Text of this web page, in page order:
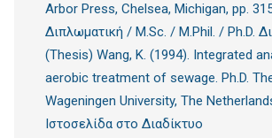
Arbor Press, Chelsea, Michigan, pp.
Διπλωματική / M.Sc. / M.Phil. / Ph.D.
(Thesis) Wang, K. (1994). Integrated
aerobic treatment of sewage. Ph.D.
Wageningen University, The
Ιστοσελίδα στο Διαδίκτυο